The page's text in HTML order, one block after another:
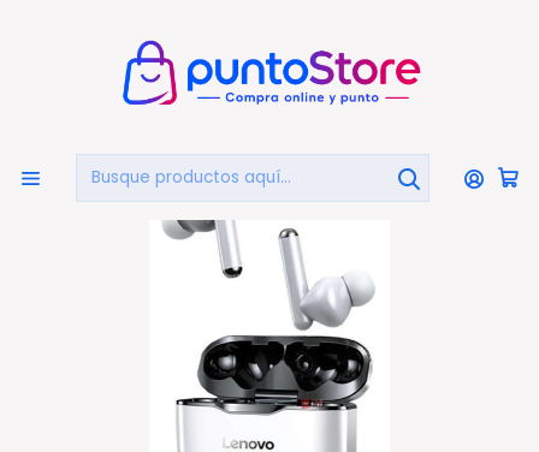
AUDIO Y VIDEO AUDIFONOS
Audifonos Bluetooth
Audífonos Inalámbricos Bluetooth Lenovo Lp1 Tws